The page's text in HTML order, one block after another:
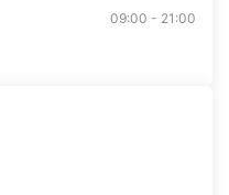
09:00 - 21:00